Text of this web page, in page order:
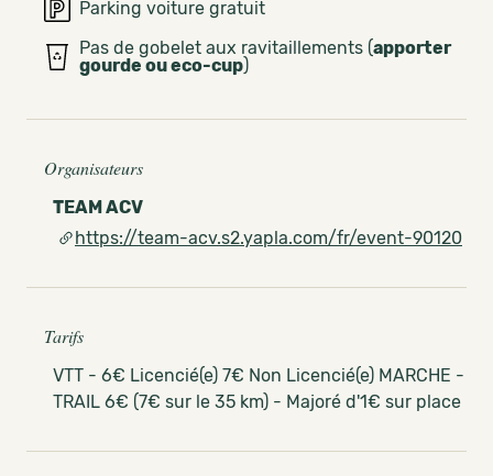
Parking voiture gratuit
Pas de gobelet aux ravitaillements (apporter
gourde ou eco-cup)
Organisateurs
TEAM ACV
https://team-acv.s2.yapla.com/fr/event-90120
Tarifs
VTT - 6€ Licencié(e) 7€ Non Licencié(e) MARCHE -
TRAIL 6€ (7€ sur le 35 km) - Majoré d'1€ sur place